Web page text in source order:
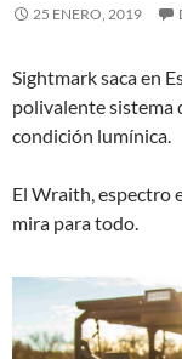
25 ENERO, 2019
Sightmark saca en
polivalente sistema
condición lumínica.
El Wraith, espectro
mira para todo.